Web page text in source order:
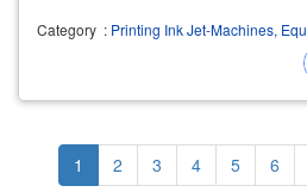
Category : Printing Ink Jet-Machines,
Pagination
Current
1 Page
2 Page
3 Page
4 Page
5 Page
6